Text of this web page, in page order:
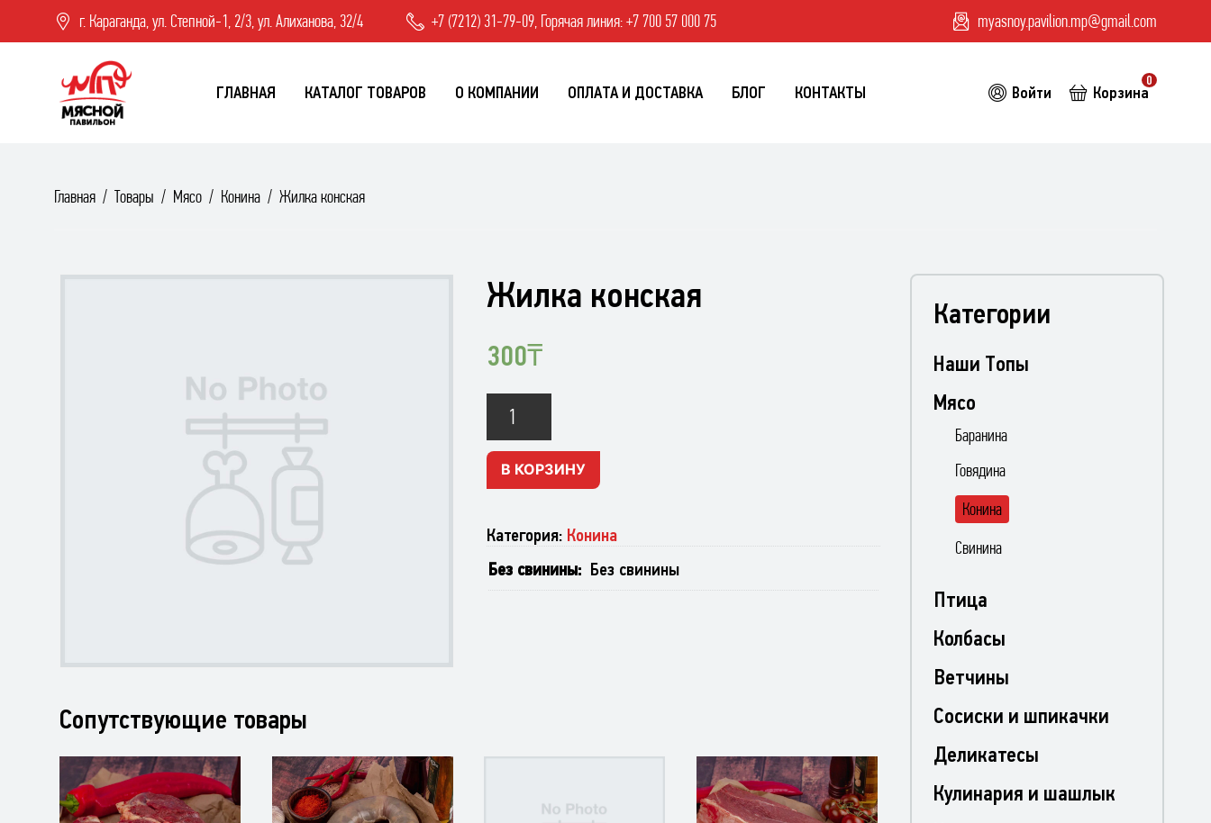
г. Караганда, ул. Степной-1, 2/3, ул. Алиханова, 32/4 +7 (7212) 31-79-09, Горячая линия: +7 700 57 000 75 myasnoy.pavilion.mp@gmail.com
ГЛАВНАЯ КАТАЛОГ ТОВАРОВ О КОМПАНИИ ОПЛАТА И ДОСТАВКА БЛОГ КОНТАКТЫ Войти Корзина
0
Главная Товары Мясо Конина Жилка конская
Жилка конская
300₸
Жилка
конская
В КОРЗИНУ
Категория: Конина
Без свинины
Без свинины
Сопутствующие товары
Категории
Наши Топы
Мясо
Баранина
Говядина
Конина
Свинина
Птица
Колбасы
Ветчины
Сосиски и шпикачки
Деликатесы
Кулинария и шашлык